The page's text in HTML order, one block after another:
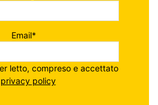
Email*
letto, compreso e accettato
privacy policy